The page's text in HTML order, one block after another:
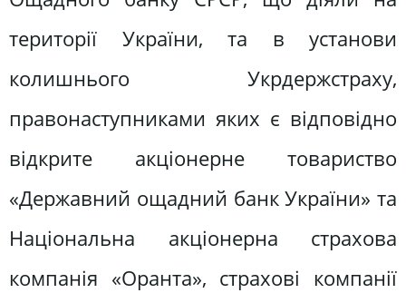
території України, та в установи
колишнього Укрдержстраху,
правонаступниками яких є відповідно
відкрите акціонерне товариство
«Державний ощадний банк України» та
Національна акціонерна страхова
компанія «Оранта», страхові компанії